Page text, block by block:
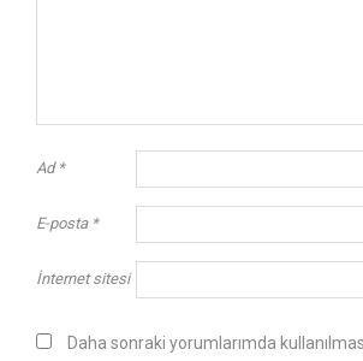
Ad *
E-posta *
İnternet sitesi
Daha sonraki yorumlarımda